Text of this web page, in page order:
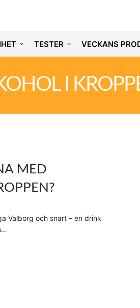
TESTER VECKANS
I
MED
Valborg och snart – en drink